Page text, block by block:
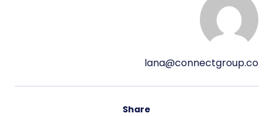
lana@connectgroup.co
Share